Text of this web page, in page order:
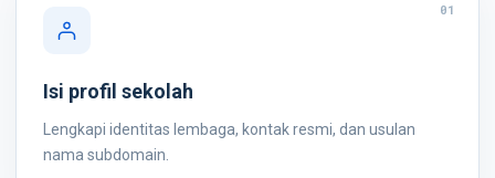
01
Isi profil sekolah
Lengkapi identitas lembaga, kontak resmi, dan usulan
nama subdomain.